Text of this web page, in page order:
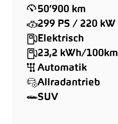
50’900 km
299 PS / 220 kW
Elektrisch
23,2 kWh/100km
Automatik
Allradantrieb
SUV